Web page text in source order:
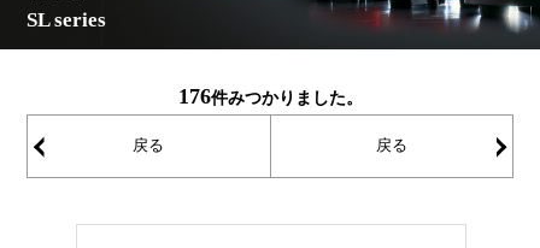
SL series
176件みつかりました。
戻る 戻る